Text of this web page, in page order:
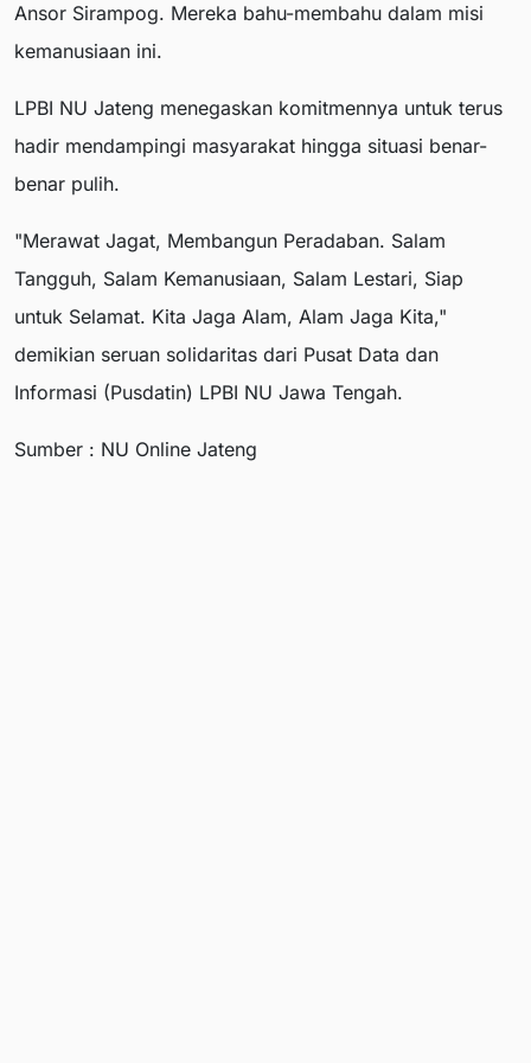
Ansor Sirampog. Mereka bahu-membahu dalam misi
kemanusiaan ini.
LPBI NU Jateng menegaskan komitmennya untuk terus
hadir mendampingi masyarakat hingga situasi benar-
benar pulih.
"Merawat Jagat, Membangun Peradaban. Salam
Tangguh, Salam Kemanusiaan, Salam Lestari, Siap
untuk Selamat. Kita Jaga Alam, Alam Jaga Kita,"
demikian seruan solidaritas dari Pusat Data dan
Informasi (Pusdatin) LPBI NU Jawa Tengah.
Sumber : NU Online Jateng